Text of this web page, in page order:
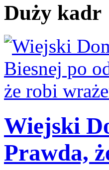
Duży kadr
Wiejski
Prawda,